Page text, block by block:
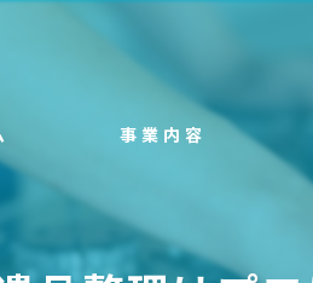
事業内容
スタッフ
よ